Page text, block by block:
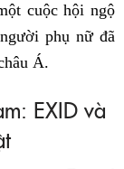
cuộc hội ngộ
phụ nữ đã
Á.
EXID và